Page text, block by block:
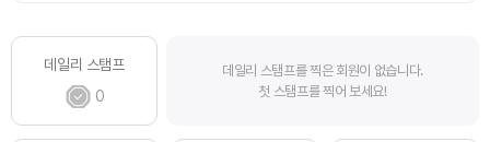
데일리 스탬프
0
데일리 스탬프를 찍은 회원이 없습니다.
첫 스탬프를 찍어 보세요!